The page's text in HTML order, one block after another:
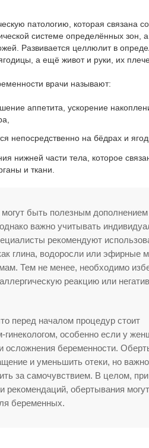
патологию, которая связана
системе определённых зон,
Развивается целлюлит в
а ещё живот и руки, их
врачи называют:
аппетита, ускорение
непосредственно на бёдрах и
нижней части тела, которое
и ткани.
быть полезным
важно учитывать
рекомендуют
глина, водоросли или эфирные
Тем не менее, необходимо
реакцию или
перед началом процедур стоит
гинекологом, особенно если у
осложнения беременности.
и уменьшить отеки, но
за самочувствием. В целом, при
обертывания
беременных.